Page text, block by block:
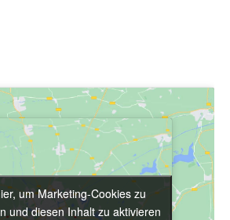
um Marketing-Cookies zu
und diesen Inhalt zu aktivieren
um Marketing-Cookies zu
und diesen Inhalt zu aktivieren